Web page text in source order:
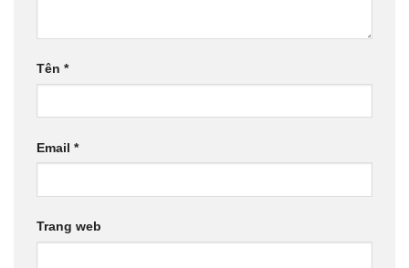
Tên *
Email *
Trang web